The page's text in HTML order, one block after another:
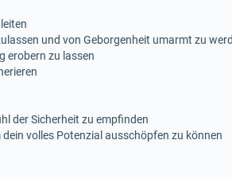
und von Geborgenheit umarmt zu
erobern zu lassen
der Sicherheit zu empfinden
volles Potenzial ausschöpfen zu können